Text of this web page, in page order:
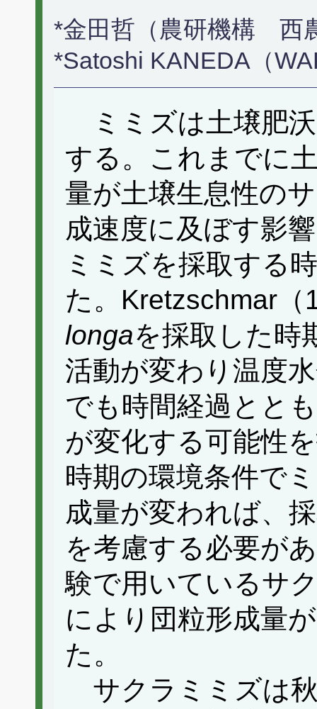
*金田哲（農研機構 西
*Satoshi KANEDA（
ミミズは土壌肥
する。これまでに
量が土壌生息性の
成速度に及ぼす影
ミミズを採取する
た。Kretzschmar（
longaを採取した時
活動が変わり温度
でも時間経過とと
が変化する可能性
時期の環境条件で
成量が変われば、
を考慮する必要が
験で用いているサ
により団粒形成量
た。
サクラミミズは